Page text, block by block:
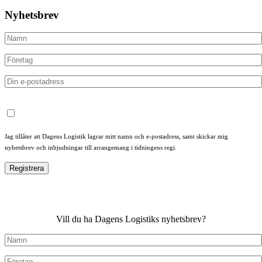
Nyhetsbrev
Jag tillåter att Dagens Logistik lagrar mitt namn och e-postadress, samt skickar mig
nyhetsbrev och inbjudningar till arrangemang i tidningens regi.
Vill du ha Dagens Logistiks nyhetsbrev?